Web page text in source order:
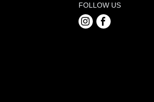
FOLLOW US